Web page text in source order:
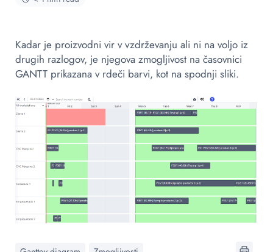
Kadar je proizvodni vir v vzdrževanju ali ni na voljo iz
drugih razlogov, je njegova zmogljivost na časovnici
GANTT prikazana v rdeči barvi, kot na spodnji sliki.